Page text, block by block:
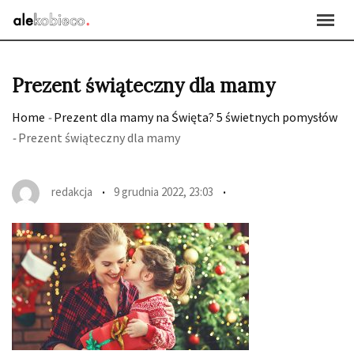
Prezent świąteczny dla mamy
Home -Prezent dla mamy na Święta? 5 świetnych pomysłów
-Prezent świąteczny dla mamy
redakcja 9 grudnia 2022, 23:03